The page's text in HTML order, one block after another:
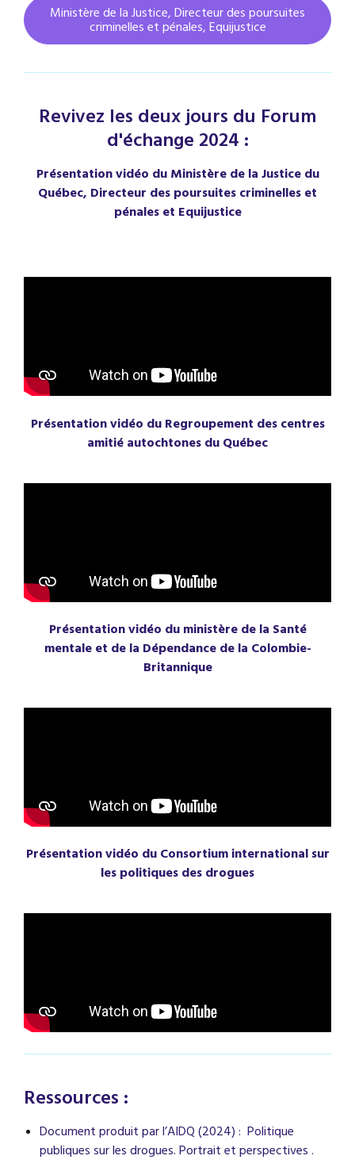
Ministère de la Justice, Directeur des poursuites
criminelles et pénales, Equijustice
Revivez les deux jours du Forum
d'échange 2024 :
Présentation vidéo du Ministère de la Justice du
Québec, Directeur des poursuites criminelles et
pénales et Equijustice
Présentation vidéo du Regroupement des centres
amitié autochtones du Québec
Présentation vidéo du ministère de la Santé
mentale et de la Dépendance de la Colombie-
Britannique
Présentation vidéo du Consortium international sur
les politiques des drogues
Ressources :
Document produit par l’AIDQ (2024) : Politique
publiques sur les drogues. Portrait et perspectives .